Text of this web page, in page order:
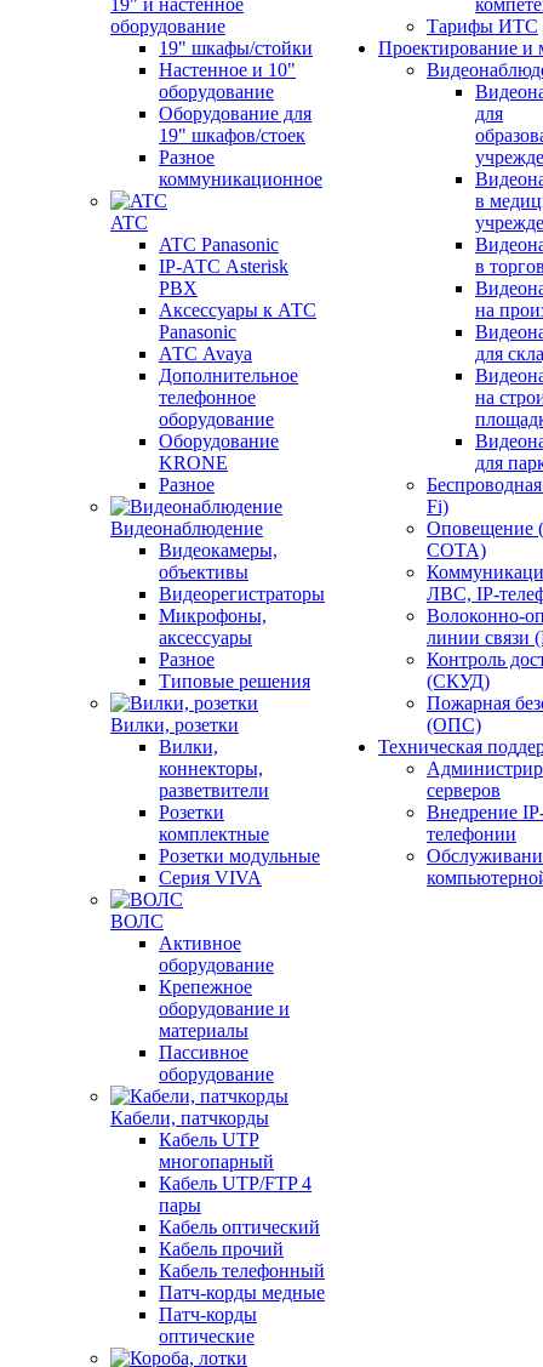
19" и настенное
оборудование
19" шкафы/стойки
Настенное и 10"
оборудование
Оборудование для
19" шкафов/стоек
Разное
коммуникационное
ATC
ATC Panasonic
IP-АТС Asterisk
PBX
Аксессуары к АТС
Panasonic
АТС Avaya
Дополнительное
телефонное
оборудование
Оборудование
KRONE
Разное
Видеонаблюдение
Видеокамеры,
объективы
Видеорегистраторы
Микрофоны,
аксессуары
Разное
Типовые решения
Вилки, розетки
Вилки,
коннекторы,
разветвители
Розетки
комплектные
Розетки модульные
Серия VIVA
ВОЛС
Активное
оборудование
Крепежное
оборудование и
материалы
Пассивное
оборудование
Кабели, патчкорды
Кабель UTP
многопарный
Кабель UTP/FTP 4
пары
Кабель оптический
Кабель прочий
Кабель телефонный
Патч-корды медные
Патч-корды
оптические
Тарифы ИТС
Проектирование и
для
в
в
на
для
на
для
Fi)
СОТА)
ЛВС, IP-
Волоконно-
линии
Контроль
(СКУД)
Пожарная
(ОПС)
Техническая
серверов
Внедрение
телефонии